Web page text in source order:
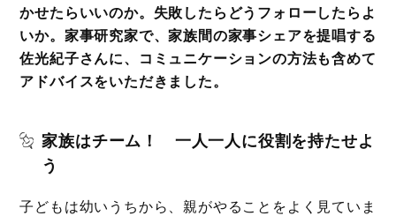
かせたらいいのか。失敗したらどうフォローしたらよ
いか。家事研究家で、家族間の家事シェアを提唱する
佐光紀子さんに、コミュニケーションの方法も含めて
アドバイスをいただきました。
家族はチーム！ 一人一人に役割を持たせよ
う
子どもは幼いうちから、親がやることをよく見ていま